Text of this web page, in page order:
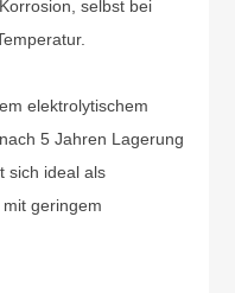
selbst bei
elektrolytischem
5 Jahren Lagerung
sich ideal als
geringem